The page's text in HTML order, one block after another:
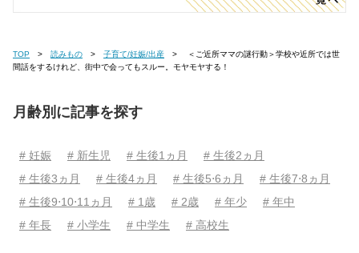
TOP 読みもの 子育て/妊娠/出産
間話をするけれど、街中で会ってもスルー。モヤモヤする！
月齢別に記事を探す
# 妊娠 # 新生児 # 生後1ヵ月
# 生後2ヵ月
# 生後3ヵ月
# 生後4ヵ月 # 生後5⋅6ヵ月
# 生後7⋅8ヵ月
# 生後9⋅10⋅11ヵ月
# 1歳 # 2歳 # 年少
# 年中
# 年長
# 小学生 # 中学生 # 高校生